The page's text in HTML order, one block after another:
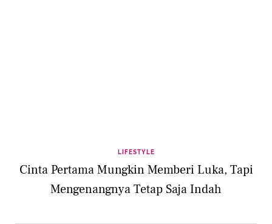
LIFESTYLE
Cinta Pertama Mungkin Memberi Luka, Tapi
Mengenangnya Tetap Saja Indah